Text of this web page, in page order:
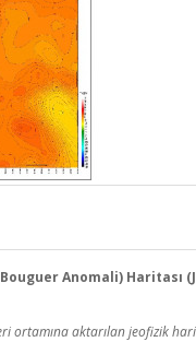
Anomali) Haritası
ortamına aktarılan jeofizik